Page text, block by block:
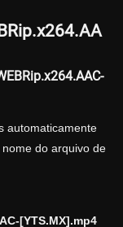
automaticamente
do arquivo de
[YTS.MX].mp4